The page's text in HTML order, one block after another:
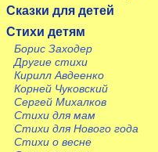
Сказки для детей
Стихи детям
Борис Заходер
Другие стихи
Кирилл Авдеенко
Корней Чуковский
Сергей Михалков
Стихи для мам
Стихи для Нового года
Стихи о весне